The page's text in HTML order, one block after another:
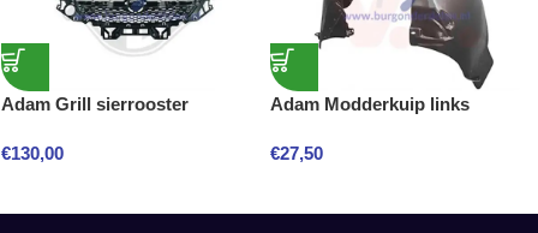
Adam Grill sierrooster
€130,00
Adam Modderkuip links
€27,50